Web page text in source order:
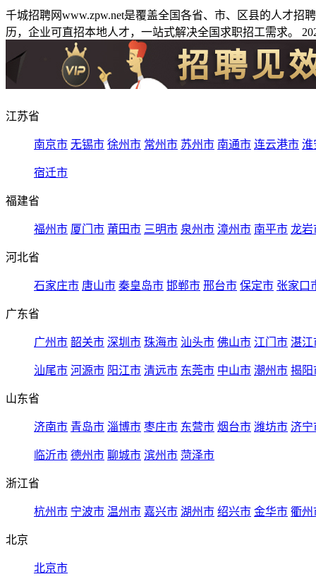
千城招聘网www.zpw.net是覆盖全国各省、市、区县的人才
历，企业可直招本地人才，一站式解决全国求职招工需求。
江苏省
南京市 无锡市 徐州市 常州市 苏州市 南通市 连云港市 淮
宿迁市
福建省
福州市 厦门市 莆田市 三明市 泉州市 漳州市 南平市 龙岩
河北省
石家庄市 唐山市 秦皇岛市 邯郸市 邢台市 保定市 张家口
广东省
广州市 韶关市 深圳市 珠海市 汕头市 佛山市 江门市 湛江
汕尾市 河源市 阳江市 清远市 东莞市 中山市 潮州市 揭阳
山东省
济南市 青岛市 淄博市 枣庄市 东营市 烟台市 潍坊市 济宁
临沂市 德州市 聊城市 滨州市 菏泽市
浙江省
杭州市 宁波市 温州市 嘉兴市 湖州市 绍兴市 金华市 衢州
北京
北京市